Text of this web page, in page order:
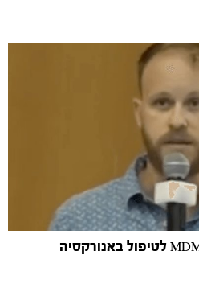
פסיכותרפיה משולבת MDMA לטיפול באנורקסיה